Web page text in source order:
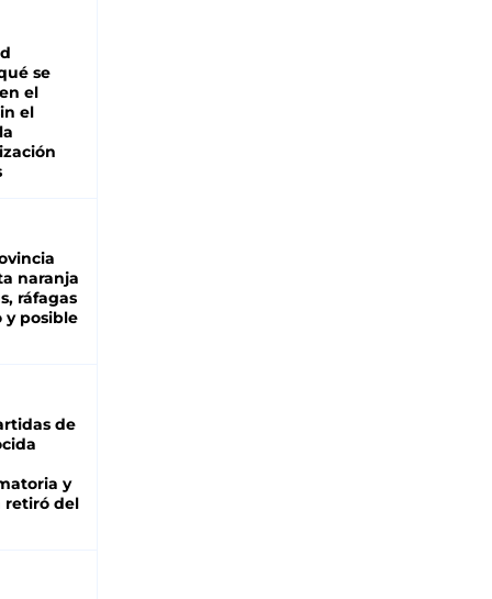
se
el
el
naranja
ráfagas
y posible
de
y
retiró del